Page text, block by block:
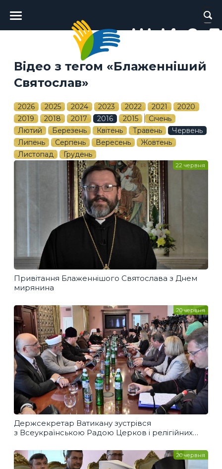
Головне
меню
Відео з тегом «Блаженніший
Святослав»
2026 2025 2024 2023 2022 2021
2020
2019
2018 2017 2016 2015
Січень
Лютий
Березень Квітень Травень
Червень
Липень
Серпень Вересень
Жовтень
Листопад
Грудень
Привітання Блаженнішого Святослава з Днем
мирянина
22 червня
Держсекретар Ватикану зустрівся
з Всеукраїнською Радою Церков і релігійних
20 червня
20 червня